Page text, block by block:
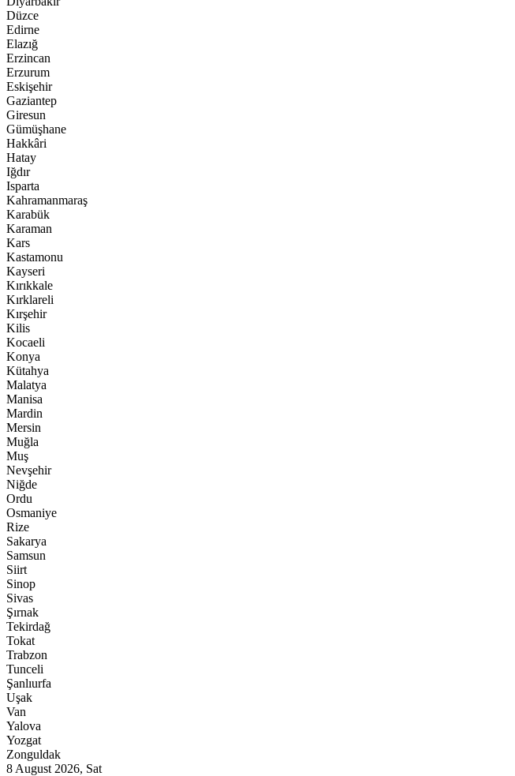
Düzce
Edirne
Elazığ
Erzincan
Erzurum
Eskişehir
Gaziantep
Giresun
Gümüşhane
Hakkâri
Hatay
Iğdır
Isparta
Kahramanmaraş
Karabük
Karaman
Kars
Kastamonu
Kayseri
Kırıkkale
Kırklareli
Kırşehir
Kilis
Kocaeli
Konya
Kütahya
Malatya
Manisa
Mardin
Mersin
Muğla
Muş
Nevşehir
Niğde
Ordu
Osmaniye
Rize
Sakarya
Samsun
Siirt
Sinop
Sivas
Şırnak
Tekirdağ
Tokat
Trabzon
Tunceli
Şanlıurfa
Uşak
Van
Yalova
Yozgat
Zonguldak
8 August 2026, Sat